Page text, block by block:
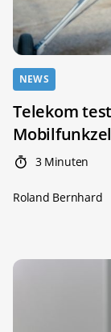
NEWS
Telekom
3 Minuten
Roland Bernhard